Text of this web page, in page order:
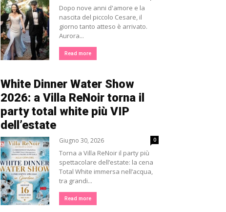
Dopo nove anni d'amore e la
nascita del piccolo Cesare, il
giorno tanto atteso è arrivato.
Aurora...
Read more
White Dinner Water Show
2026: a Villa ReNoir torna il
party total white più VIP
dell’estate
Giugno 30, 2026 0
Torna a Villa ReNoir il party più
spettacolare dell’estate: la cena
Total White immersa nell’acqua,
tra grandi...
Read more